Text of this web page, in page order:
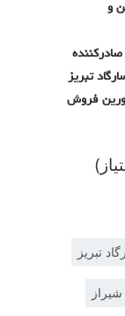
و
تبریز
فروش
تبریز